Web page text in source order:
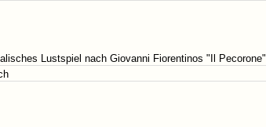
Lustspiel nach Giovanni Fiorentinos "Il Pecorone"